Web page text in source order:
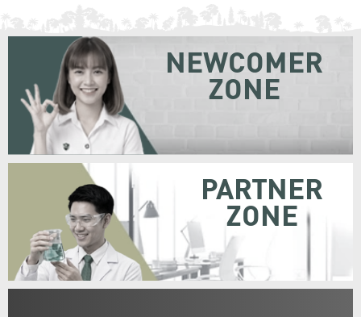
NEWCOMER
ZONE
PARTNER
ZONE